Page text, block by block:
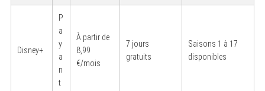
Disney+
P
a
y
a
n
t
À partir de
8,99
€/mois
7 jours
gratuits
Saisons 1 à 17
disponibles